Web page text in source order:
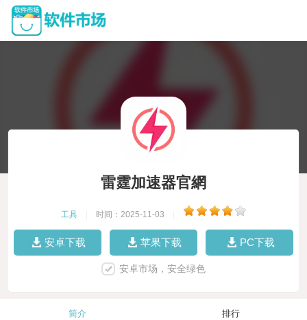
雷霆加速器官網
工具 时间：2025-11-03
安卓下载 苹果下载 PC下载
安卓市场，安全绿色
简介 排行